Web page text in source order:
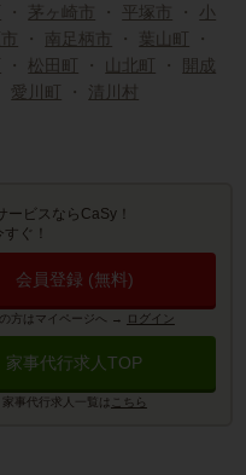
・ 茅ヶ崎市 ・ 平塚市 ・ 小
・ 南足柄市 ・ 葉山町 ・
・ 松田町 ・ 山北町 ・
開成
愛川町 ・ 清川村
ビスならCaSy！
ぐ！
会員登録 (無料)
方はマイページへ → ログイン
家事代行求人TOP
家事代行求人一覧は こちら